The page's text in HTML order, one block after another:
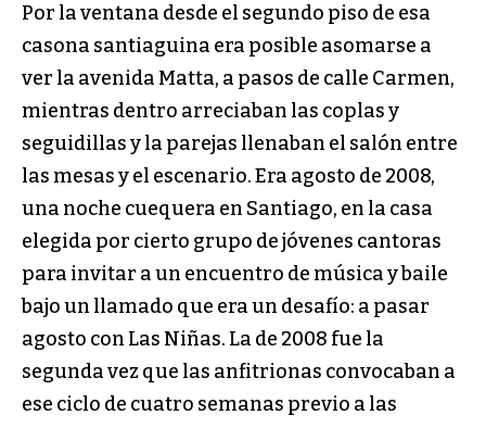
Por la ventana desde el segundo piso de esa
casona santiaguina era posible asomarse a
ver la avenida Matta, a pasos de calle Carmen,
mientras dentro arreciaban las coplas y
seguidillas y la parejas llenaban el salón entre
las mesas y el escenario. Era agosto de 2008,
una noche cuequera en Santiago, en la casa
elegida por cierto grupo de jóvenes cantoras
para invitar a un encuentro de música y baile
bajo un llamado que era un desafío: a pasar
agosto con Las Niñas. La de 2008 fue la
segunda vez que las anfitrionas convocaban a
ese ciclo de cuatro semanas previo a las